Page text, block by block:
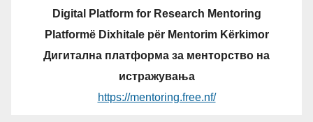
Digital Platform for Research Mentoring
Platformë Dixhitale për Mentorim Kërkimor
Дигитална платформа за менторство на
истражувања
https://mentoring.free.nf/